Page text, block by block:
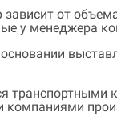
от
у менеджера
компаниями